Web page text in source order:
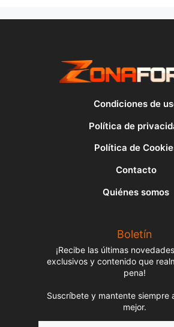
Condiciones de
Política de
Política de
Contacto
Quiénes somos
Boletín
¡Recibe las últimas
exclusivos y contenido que
pena!
Suscríbete y mantente siempre
mejor.